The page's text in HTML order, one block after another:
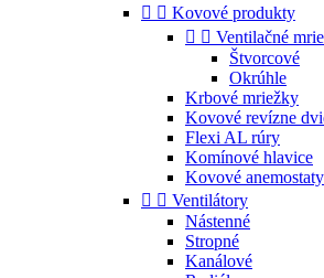
  Kovové produkty
  Ventilačné
Štvorcové
Okrúhle
Krbové mriežky
Kovové revízne
Flexi AL rúry
Komínové hlavice
Kovové anemostaty
  Ventilátory
Nástenné
Stropné
Kanálové